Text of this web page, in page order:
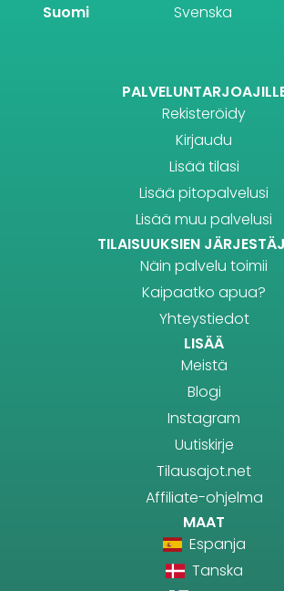
Suomi Svenska
Rekisteröidy
Kirjaudu
Lisää tilasi
Lisää pitopalvelusi
Lisää muu palvelusi
TILAISUUKSIEN
Näin palvelu toimii
Kaipaatko apua?
Yhteystiedot
LISÄÄ
Meistä
Blogi
Instagram
Uutiskirje
Tilausajot.net
Affiliate-ohjelma
MAAT
Espanja
Tanska